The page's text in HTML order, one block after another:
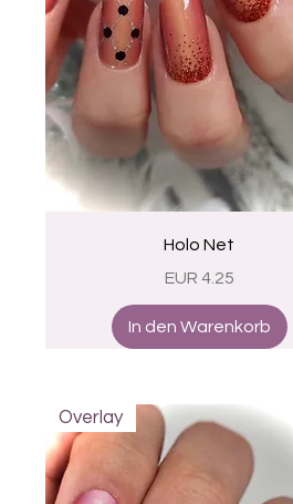
Schnellansicht
Holo Net
Preis
EUR 4.25
In den Warenkorb
Overlay